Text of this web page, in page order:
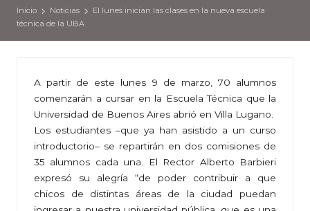
Inicio Noticias
El lunes inician las clases en la nueva escuela
técnica de la UBA
A partir de este lunes 9 de marzo, 70 alumnos
comenzarán a cursar en la Escuela Técnica que la
Universidad de Buenos Aires abrió en Villa Lugano.
Los estudiantes –que ya han asistido a un curso
introductorio– se repartirán en dos comisiones de
35 alumnos cada una. El Rector Alberto Barbieri
expresó su alegría “de poder contribuir a que
chicos de distintas áreas de la ciudad puedan